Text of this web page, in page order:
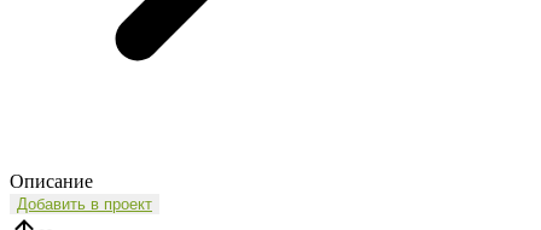
Описание
Добавить в проект